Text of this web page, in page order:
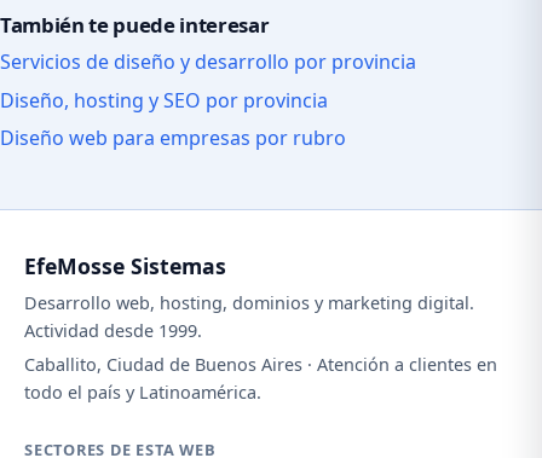
También te puede interesar
Servicios de diseño y desarrollo por provincia
Diseño, hosting y SEO por provincia
Diseño web para empresas por rubro
EfeMosse Sistemas
Desarrollo web, hosting, dominios y marketing digital.
Actividad desde 1999.
Caballito, Ciudad de Buenos Aires · Atención a clientes en
todo el país y Latinoamérica.
SECTORES DE ESTA WEB